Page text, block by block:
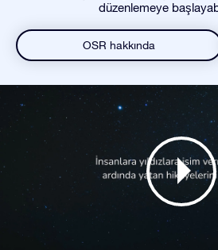
düzenlemeye
OSR hakkında